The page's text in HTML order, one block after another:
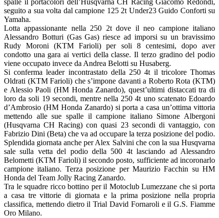
spalle il portacolori dell’Husqvarna CH Racing Giacomo Redondi,
seguito a sua volta dal campione 125 2t Under23 Guido Conforti su
Yamaha.
Lotta appassionante nella 250 2t dove il neo campione italiano
Alessandro Botturi (Gas Gas) riesce ad imporsi su un bravissimo
Rudy Moroni (KTM Farioli) per soli 8 centesimi, dopo aver
condotto una gara ai vertici della classe. Il terzo gradino del podio
viene occupato invece da Andrea Belotti su Husaberg.
Si conferma leader incontrastato della 250 4t il tricolore Thomas
Oldrati (KTM Farioli) che s’impone davanti a Roberto Rota (KTM)
e Alessio Paoli (HM Honda Zanardo), quest’ultimi distaccati tra di
loro da soli 19 secondi, mentre nella 250 4t uno scatenato Edoardo
d’Ambrosio (HM Honda Zanardo) si porta a casa un’ottima vittoria
mettendo alle sue spalle il campione italiano Simone Albergoni
(Husqvarna CH Racing) con quasi 23 secondi di vantaggio, con
Fabrizio Dini (Beta) che va ad occupare la terza posizione del podio.
Splendida giornata anche per Alex Salvini che con la sua Husqvarna
sale sulla vetta del podio della 500 4t lasciando ad Alessandro
Belometti (KTM Farioli) il secondo posto, sufficiente ad incoronarlo
campione italiano. Terza posizione per Maurizio Facchin su HM
Honda del Team Jolly Racing Zanardo.
Tra le squadre ricco bottino per il Motoclub Lumezzane che si porta
a casa tre vittorie di giornata e la prima posizione nella propria
classifica, mettendo dietro il Trial David Fornaroli e il G.S. Fiamme
Oro Milano.